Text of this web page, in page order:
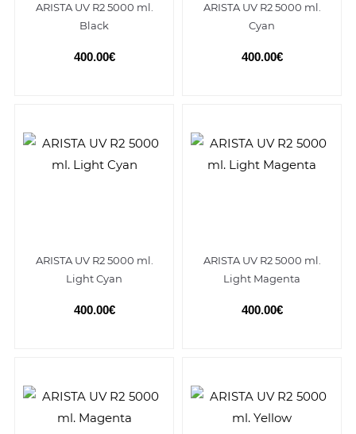
ARISTA UV R2 5000 ml.
Black
400.00€
ARISTA UV R2 5000 ml.
Cyan
400.00€
ARISTA UV R2 5000 ml.
Light Cyan
400.00€
ARISTA UV R2 5000 ml.
Light Magenta
400.00€